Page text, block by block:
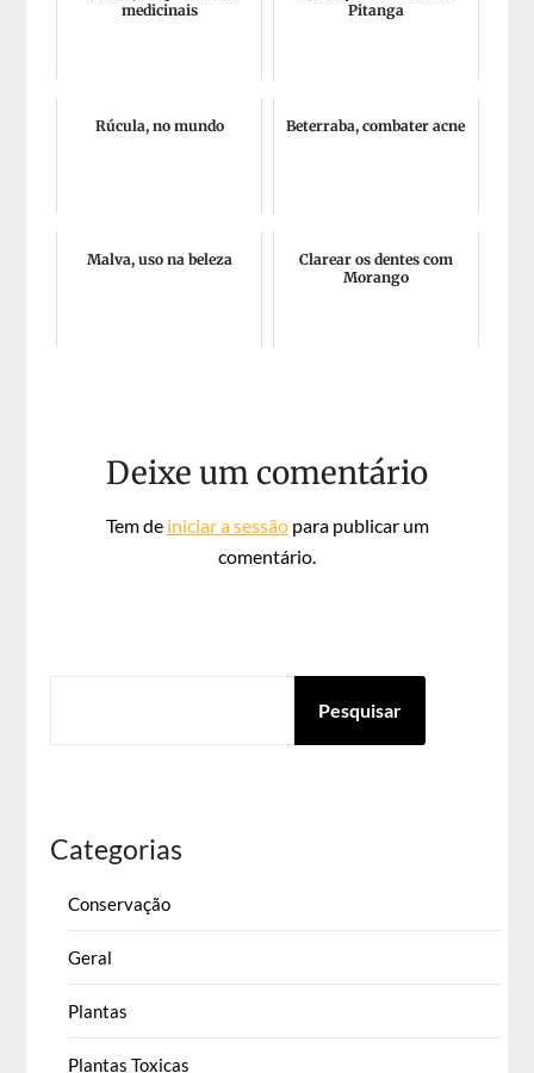
medicinais
Pitanga
Rúcula, no mundo Beterraba, combater acne
Malva, uso na beleza
Clarear os dentes com
Morango
Deixe um comentário
Tem de iniciar a sessãopara publicar um
comentário.
Pesquisar
Categorias
Conservação
Geral
Plantas
Plantas Toxicas